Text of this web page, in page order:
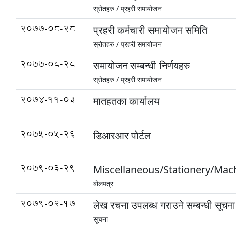
स्रोतहरु / प्रहरी समायोजन
2077-08-28 प्रहरी कर्मचारी समायोजन समिति
स्रोतहरु / प्रहरी समायोजन
2077-08-28 समायोजन सम्बन्धी निर्णयहरु
स्रोतहरु / प्रहरी समायोजन
2074-11-03 मातहतका कार्यालय
2075-05-26 डिआरआर पोर्टल
2079-03-29 Miscellaneous/Stationery/
बोलपत्र
2079-02-17 लेख रचना उपलब्ध गराउने सम्बन्धी सूचना
सूचना